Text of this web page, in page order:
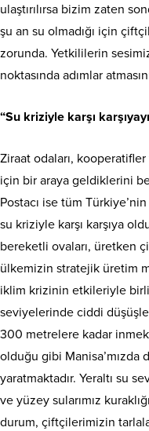
ulaştırılırsa bizim zaten
şu an su olmadığı için
zorunda. Yetkililerin sesimizi
noktasında adımlar
“Su kriziyle karşı
Ziraat odaları,
için bir araya geldiklerini
Postacı ise tüm
su kriziyle karşı karşıya
bereketli ovaları, üretken
ülkemizin stratejik üretim
iklim krizinin etkileriyle
seviyelerinde ciddi
300 metrelere kadar
olduğu gibi Manisa’mızda
yaratmaktadır. Yeraltı su
ve yüzey sularımız
durum, çiftçilerimizin